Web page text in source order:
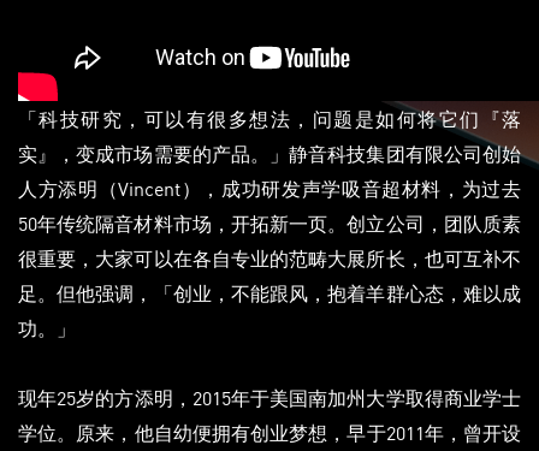
「科技研究，可以有很多想法，问题是如何将它们『落
实』，变成市场需要的产品。」静音科技集团有限公司创始
人方添明（Vincent），成功研发声学吸音超材料，为过去
50年传统隔音材料市场，开拓新一页。创立公司，团队质素
很重要，大家可以在各自专业的范畴大展所长，也可互补不
足。但他强调，「创业，不能跟风，抱着羊群心态，难以成
功。」
现年25岁的方添明，2015年于美国南加州大学取得商业学士
学位。原来，他自幼便拥有创业梦想，早于2011年，曾开设